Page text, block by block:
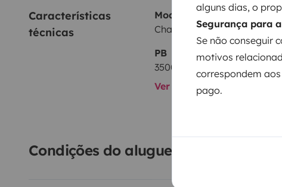
alguns dias, o
Segurança para
Se não conseguir
motivos
correspondem
pago.
Características
técnicas
Modelo
Challenger Fiat/2,3 l 130 ch.
PB
3500 kg
Ver todas as características
Condições do aluguer